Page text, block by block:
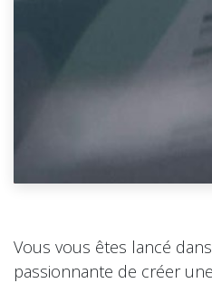
Vous vous êtes lancé
passionnante de créer